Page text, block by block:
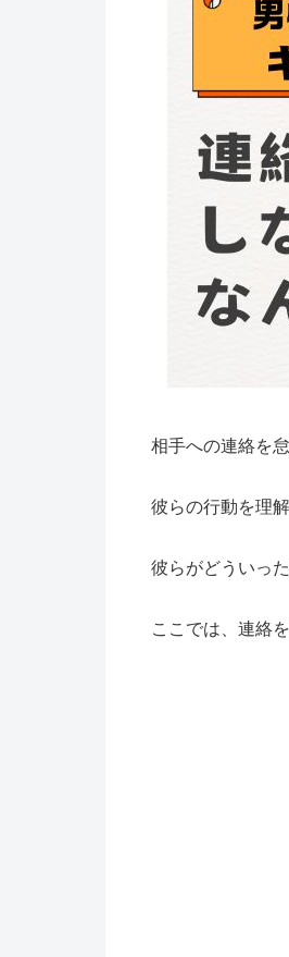
相手への連絡を
彼らの行動を理
彼らがどういっ
ここでは、連絡